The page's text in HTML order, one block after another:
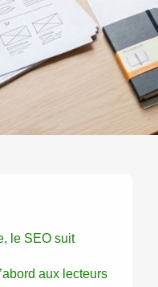
le SEO suit
aux lecteurs